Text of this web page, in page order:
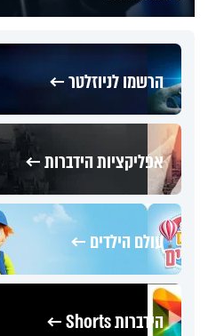
הרשמו לניוזלטר ←
אפליקציות הידברות ←
עולם הילדים ←
הידברות Shorts ←